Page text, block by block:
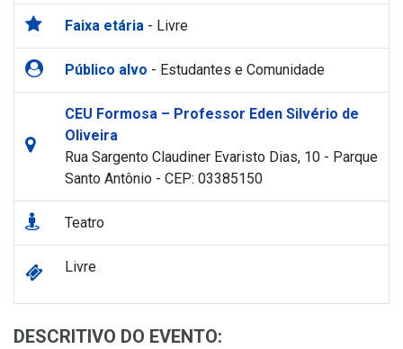
Faixa etária - Livre
Público alvo - Estudantes e Comunidade
CEU Formosa – Professor Eden Silvério de
Oliveira
Rua Sargento Claudiner Evaristo Dias, 10 - Parque
Santo Antônio - CEP: 03385150
Teatro
Livre
DESCRITIVO DO EVENTO: